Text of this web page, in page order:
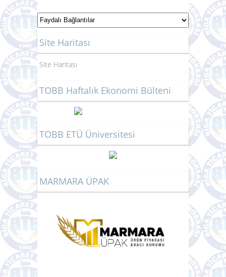
Site Haritası
Site Haritası
TOBB Haftalık Ekonomi Bülteni
TOBB ETÜ Üniversitesi
MARMARA ÜPAK